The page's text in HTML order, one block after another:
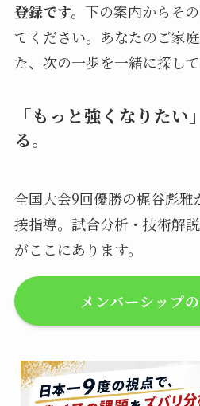
登録です。 下の案内からそ
てください。あなたのご家
た、次の一歩を一緒に探して
「もっと強くなりた
る。
全国大会9回優勝の梶谷彪
接指導。試合分析・技術解
がここにあります。
メンバーシップ